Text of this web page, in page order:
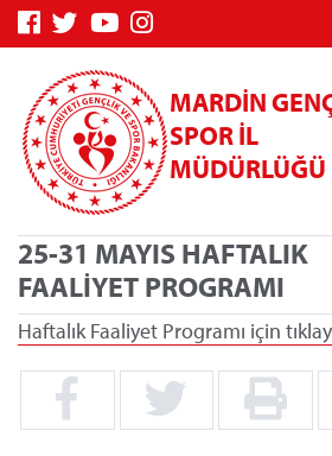
MARDİN
SPOR İL
MÜDÜRLÜĞÜ
25-31 MAYIS HAFTALIK
FAALİYET PROGRAMI
Haftalık Faaliyet Programı için
Genç Bilgi
Sistemi
Spor Bilgi
Sistemi